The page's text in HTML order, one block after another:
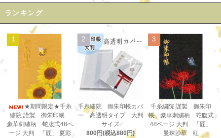
ランキング
1
★期間限定★千糸
繍院 謹製 御朱印帳
豪華刺繍柄 蛇腹式48ペ
ージ 大判 「匠」 夏彩
2
千糸繍院 御朱印帳カバ
ー 高透明タイプ 大判
サイズ
800円(税込880円)
3
千糸繍院 謹製 御朱印
帳 豪華刺繍柄 蛇腹式
48ページ 大判 「匠」
曼珠沙華 紅